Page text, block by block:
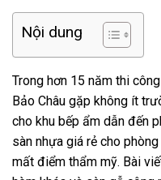
Nội dung
Trong hơn 15 năm thi
Bảo Châu gặp không ít
cho khu bếp ẩm dẫn đến
sàn nhựa giá rẻ cho
mất điểm thẩm mỹ. Bài